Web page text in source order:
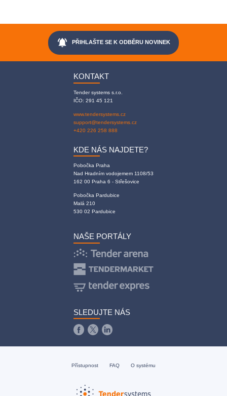
notifications_active PŘIHLAŠTE SE K ODBĚRU NOVINEK
KONTAKT
Tender systems s.r.o.
IČO: 291 45 121
www.tendersystems.cz
support@tendersystems.cz
+420 226 258 888
KDE NÁS NAJDETE?
Pobočka Praha
Nad Hradním vodojemem 1108/53
162 00 Praha 6 - Střešovice
Pobočka Pardubice
Malá 210
530 02 Pardubice
NAŠE PORTÁLY
SLEDUJTE NÁS
Přístupnost FAQ O systému